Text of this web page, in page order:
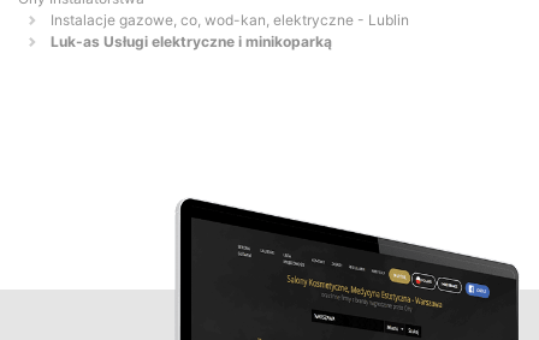
Instalacje gazowe, co, wod-kan, elektryczne - Lublin
Luk-as Usługi elektryczne i minikoparką